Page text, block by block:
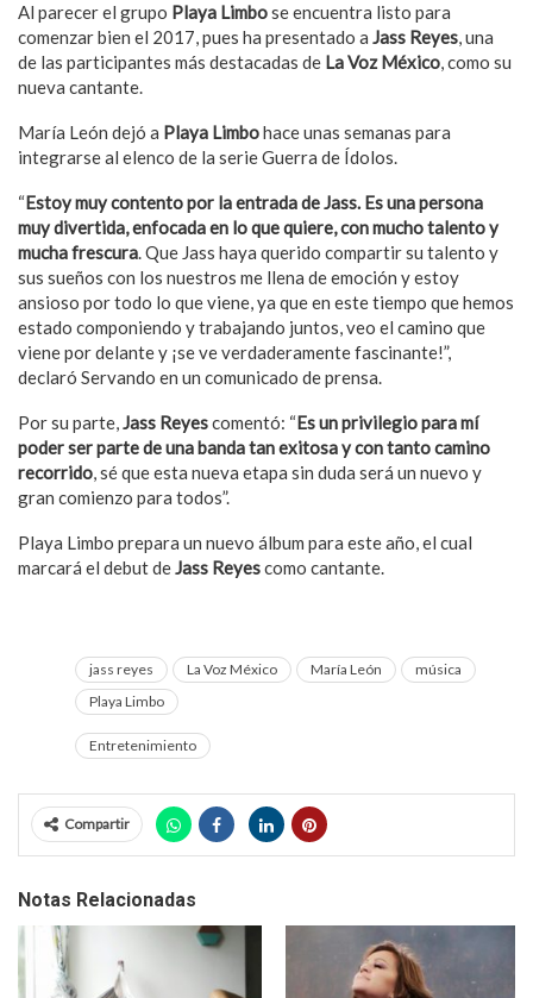
Al parecer el grupo Playa Limbose encuentra listo para
comenzar bien el 2017, pues ha presentado a Jass Reyes, una
de las participantes más destacadas de La Voz México, como su
nueva cantante.
María León dejó a Playa Limbohace unas semanas para
integrarse al elenco de la serie Guerra de Ídolos.
“Estoy muy contento por la entrada de Jass. Es una persona
muy divertida, enfocada en lo que quiere, con mucho talento y
mucha frescura. Que Jass haya querido compartir su talento y
sus sueños con los nuestros me llena de emoción y estoy
ansioso por todo lo que viene, ya que en este tiempo que hemos
estado componiendo y trabajando juntos, veo el camino que
viene por delante y ¡se ve verdaderamente fascinante!”,
declaró Servando en un comunicado de prensa.
Por su parte,Jass Reyescomentó: “Es un privilegio para mí
poder ser parte de una banda tan exitosa y con tanto camino
recorrido, sé que esta nueva etapa sin duda será un nuevo y
gran comienzo para todos”.
Playa Limbo prepara un nuevo álbum para este año, el cual
marcará el debut deJass Reyescomo cantante.
jass reyes La Voz México María León
música
Playa Limbo
Entretenimiento
Compartir
Notas Relacionadas